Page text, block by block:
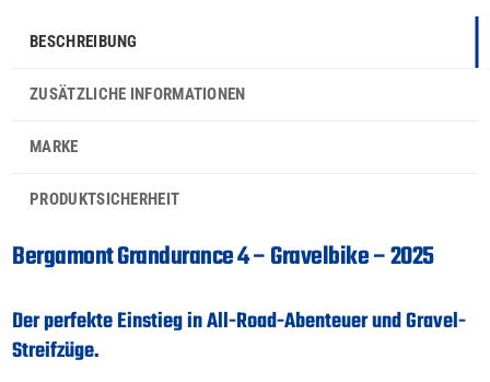
BESCHREIBUNG
ZUSÄTZLICHE INFORMATIONEN
MARKE
PRODUKTSICHERHEIT
Bergamont Grandurance 4 – Gravelbike – 2025
Der perfekte Einstieg in All-Road-Abenteuer und Gravel-
Streifzüge.